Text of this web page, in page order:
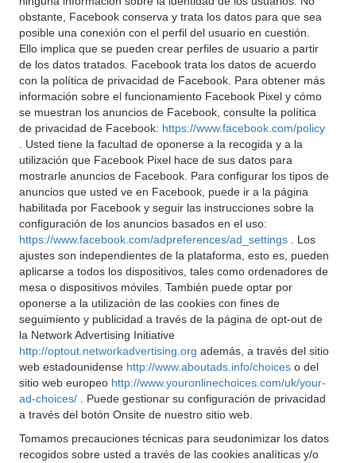
obstante, Facebook conserva y trata los datos para que sea
posible una conexión con el perfil del usuario en cuestión.
Ello implica que se pueden crear perfiles de usuario a partir
de los datos tratados. Facebook trata los datos de acuerdo
con la política de privacidad de Facebook. Para obtener más
información sobre el funcionamiento Facebook Pixel y cómo
se muestran los anuncios de Facebook, consulte la política
de privacidad de Facebook: https://www.facebook.com/policy
. Usted tiene la facultad de oponerse a la recogida y a la
utilización que Facebook Pixel hace de sus datos para
mostrarle anuncios de Facebook. Para configurar los tipos de
anuncios que usted ve en Facebook, puede ir a la página
habilitada por Facebook y seguir las instrucciones sobre la
configuración de los anuncios basados en el uso:
https://www.facebook.com/adpreferences/ad_settings
. Los
ajustes son independientes de la plataforma, esto es, pueden
aplicarse a todos los dispositivos, tales como ordenadores de
mesa o dispositivos móviles. También puede optar por
oponerse a la utilización de las cookies con fines de
seguimiento y publicidad a través de la página de opt-out de
la Network Advertising Initiative
http://optout.networkadvertising.org además, a través del sitio
web estadounidense http://www.aboutads.info/choices o del
sitio web europeo http://www.youronlinechoices.com/uk/your-
ad-choices/
. Puede gestionar su configuración de privacidad
a través del botón Onsite de nuestro sitio web.
Tomamos precauciones técnicas para seudonimizar los datos
recogidos sobre usted a través de las cookies analíticas y/o